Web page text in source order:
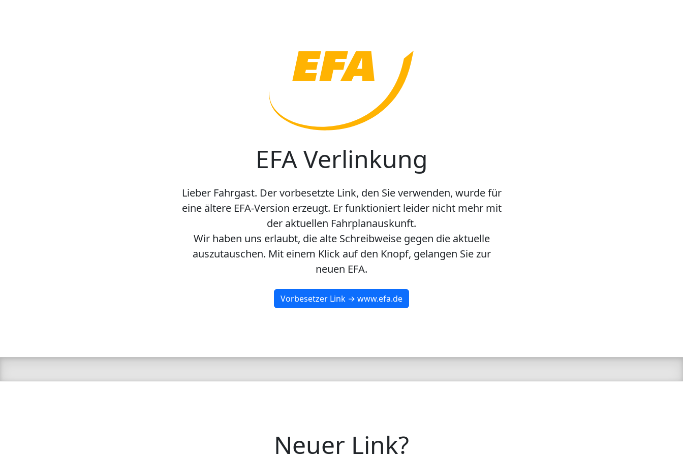
EFA Verlinkung
Lieber Fahrgast. Der vorbesetzte Link, den Sie verwenden, wurde für
eine ältere EFA-Version erzeugt. Er funktioniert leider nicht mehr mit
der aktuellen Fahrplanauskunft.
Wir haben uns erlaubt, die alte Schreibweise gegen die aktuelle
auszutauschen. Mit einem Klick auf den Knopf, gelangen Sie zur
neuen EFA.
Vorbesetzer Link → www.efa.de
Neuer Link?